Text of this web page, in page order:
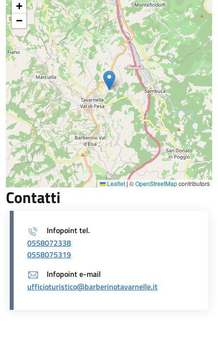
+
−
Leaflet|©OpenStreetMapcontributors
Contatti
Infopoint tel.
0558072338
0558075319
Infopoint e-mail
ufficioturistico@barberinotavarnelle.it